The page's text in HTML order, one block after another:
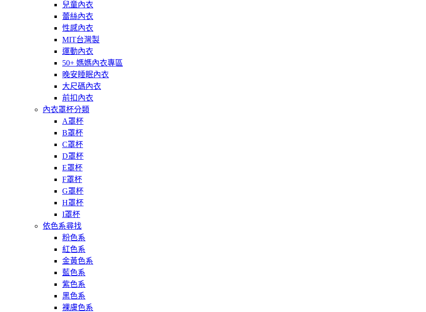
兒童內衣
蕾絲內衣
性感內衣
MIT台灣製
運動內衣
50+ 媽媽內衣專區
晚安睡眠內衣
大尺碼內衣
前扣內衣
內衣罩杯分類
A罩杯
B罩杯
C罩杯
D罩杯
E罩杯
F罩杯
G罩杯
H罩杯
I罩杯
依色系尋找
粉色系
紅色系
金黃色系
藍色系
紫色系
黑色系
裸膚色系